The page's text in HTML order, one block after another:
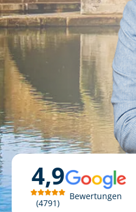
4,9
4791
Bewertungen